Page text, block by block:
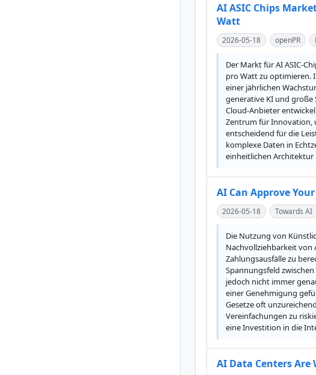
AI ASIC Chips
Watt
2026-05-18 openPR
Der Markt für AI ASIC-
pro Watt zu optimieren.
einer jährlichen
generative KI und
Cloud-Anbieter
Zentrum für Innovation,
entscheidend für die
komplexe Daten in
einheitlichen
AI Can Approve
2026-05-18 Towards AI
Die Nutzung von
Nachvollziehbarkeit von
Zahlungsausfälle zu
Spannungsfeld
jedoch nicht immer
einer Genehmigung
Gesetze oft
Vereinfachungen zu
eine Investition in die
AI Data Centers Are